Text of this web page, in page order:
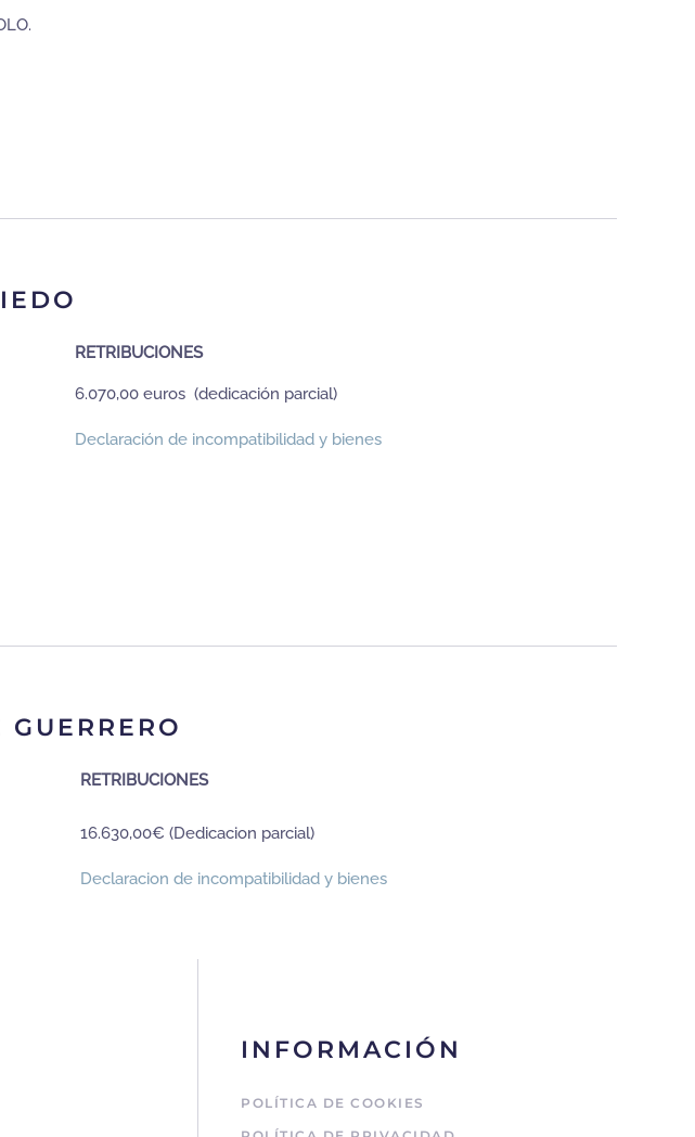
RETRIBUCIONES
6.070,00 euros (dedicación parcial)
Declaración de incompatibilidad y bienes
RETRIBUCIONES
16.630,00€ (Dedicacion parcial)
Declaracion de incompatibilidad y bienes
INFORMACIÓN
POLÍTICA DE COOKIES